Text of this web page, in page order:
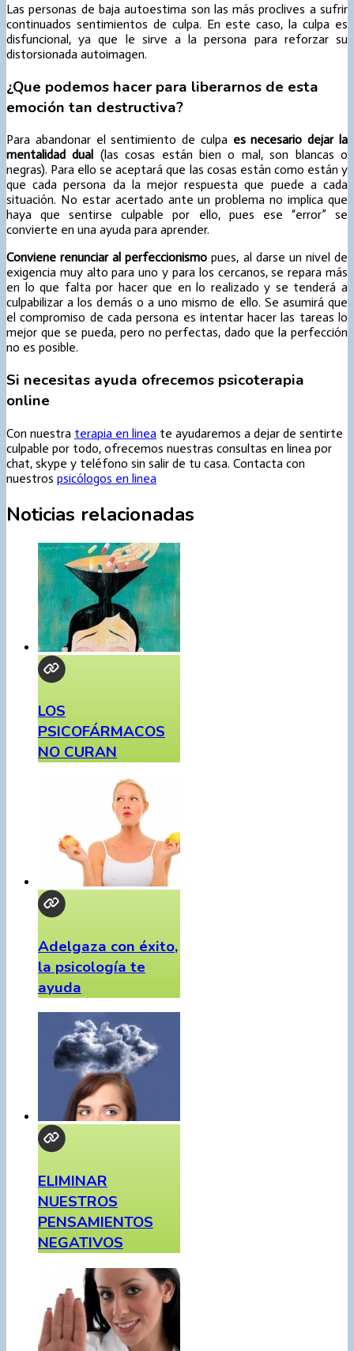
Las personas de baja autoestima son las más proclives a sufrir
continuados sentimientos de culpa. En este caso, la culpa es
disfuncional, ya que le sirve a la persona para reforzar su
distorsionada autoimagen.
¿Que podemos hacer para liberarnos de esta
emoción tan destructiva?
Para abandonar el sentimiento de culpa es necesario dejar la
mentalidad dual
(las cosas están bien o mal, son blancas o
negras). Para ello se aceptará que las cosas están como están y
que cada persona da la mejor respuesta que puede a cada
situación. No estar acertado ante un problema no implica que
haya que sentirse culpable por ello, pues ese “error” se
convierte en una ayuda para aprender.
Conviene renunciar al perfeccionismo pues, al darse un nivel de
exigencia muy alto para uno y para los cercanos, se repara más
en lo que falta por hacer que en lo realizado y se tenderá a
culpabilizar a los demás o a uno mismo de ello. Se asumirá que
el compromiso de cada persona es intentar hacer las tareas lo
mejor que se pueda, pero no perfectas, dado que la perfección
no es posible.
Si necesitas ayuda ofrecemos psicoterapia
online
Con nuestra terapia en linea te ayudaremos a dejar de sentirte
culpable por todo, ofrecemos nuestras consultas en linea por
chat, skype y teléfono sin salir de tu casa. Contacta con
nuestros psicólogos en linea
Noticias relacionadas
LOS
PSICOFÁRMACOS
NO CURAN
Adelgaza con éxito,
la psicología te
ayuda
ELIMINAR
NUESTROS
PENSAMIENTOS
NEGATIVOS